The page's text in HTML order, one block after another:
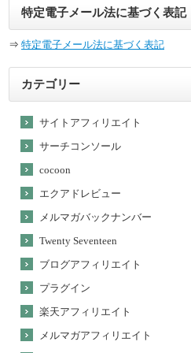
特定電子メール法に基づく表記
⇒ 特定電子メール法に基づく表記
カテゴリー
サイトアフィリエイト
サーチコンソール
cocoon
エクアドレビュー
メルマガバックナンバー
Twenty Seventeen
ブログアフィリエイト
プラグイン
楽天アフィリエイト
メルマガアフィリエイト